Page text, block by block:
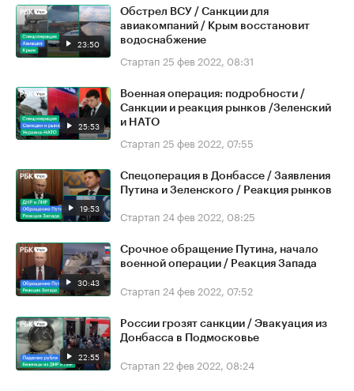
23:50
Обстрел ВСУ / Санкции для
авиакомпаний / Крым восстановит
водоснабжение
Стартап 25 фев 2022, 08:31
25:53
Военная операция: подробности /
Санкции и реакция рынков /Зеленский
и НАТО
Стартап 25 фев 2022, 07:55
19:53
Спецоперация в Донбассе / Заявления
Путина и Зеленского / Реакция рынков
Стартап 24 фев 2022, 08:25
30:43
Срочное обращение Путина, начало
военной операции / Реакция Запада
Стартап 24 фев 2022, 07:52
22:55
России грозят санкции / Эвакуация из
Донбасса в Подмосковье
Стартап 22 фев 2022, 08:24